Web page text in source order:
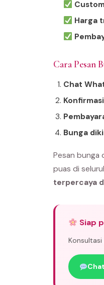
Harga
Cara Pesan
Chat
Bunga
Pesan bunga
puas di
terpercaya
Siap